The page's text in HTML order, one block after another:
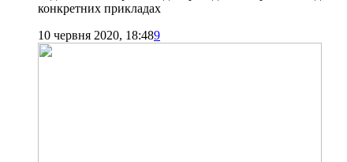
конкретних прикладах
10 червня 2020, 18:489